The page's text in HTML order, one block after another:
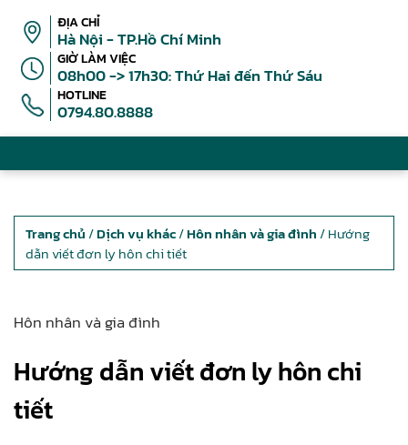
ĐỊA CHỈ
Hà Nội - TP.Hồ Chí Minh
GIỜ LÀM VIỆC
08h00 -> 17h30: Thứ Hai đến Thứ Sáu
HOTLINE
0794.80.8888
Trang chủ /Dịch vụ khác/Hôn nhân và gia đình / Hướng
dẫn viết đơn ly hôn chi tiết
Hôn nhân và gia đình
Hướng dẫn viết đơn ly hôn chi
tiết